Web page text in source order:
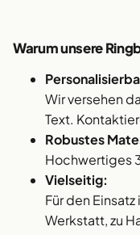
Warum unsere
Wir versehen
Text.
Robustes
Hochwertiges
Vielseitig:
Für den
Werkstatt, zu